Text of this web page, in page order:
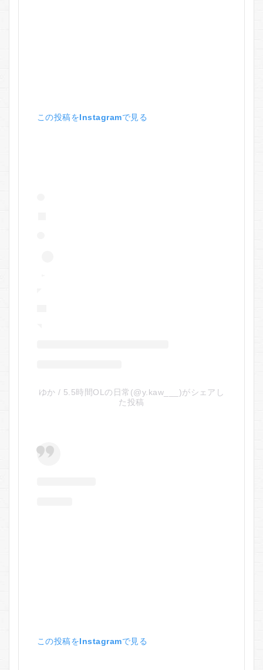
この投稿をInstagramで見る
ゆか / 5.5時間OLの日常(@y.kaw___)がシェアし
た投稿
この投稿をInstagramで見る